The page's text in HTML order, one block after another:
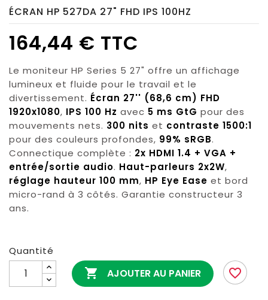
ÉCRAN HP 527DA 27" FHD IPS 100HZ
164,44 € TTC
Le moniteur HP Series 5 27" offre un affichage
lumineux et fluide pour le travail et le
divertissement. Écran 27'' (68,6 cm) FHD
1920x1080, IPS 100 Hz avec 5 ms GtG pour des
mouvements nets. 300 nits et contraste 1500:1
pour des couleurs profondes, 99% sRGB.
Connectique complète : 2x HDMI 1.4 + VGA +
entrée/sortie audio. Haut-parleurs 2x2W,
réglage hauteur 100 mm, HP Eye Ease et bord
micro-rand à 3 côtés. Garantie constructeur 3
ans.
Quantité
 AJOUTER AU PANIER favorite_border